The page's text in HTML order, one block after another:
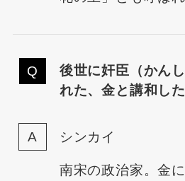
後世に奸臣（かん
れた、金と講和し
シンカイ
南宋の政治家。金